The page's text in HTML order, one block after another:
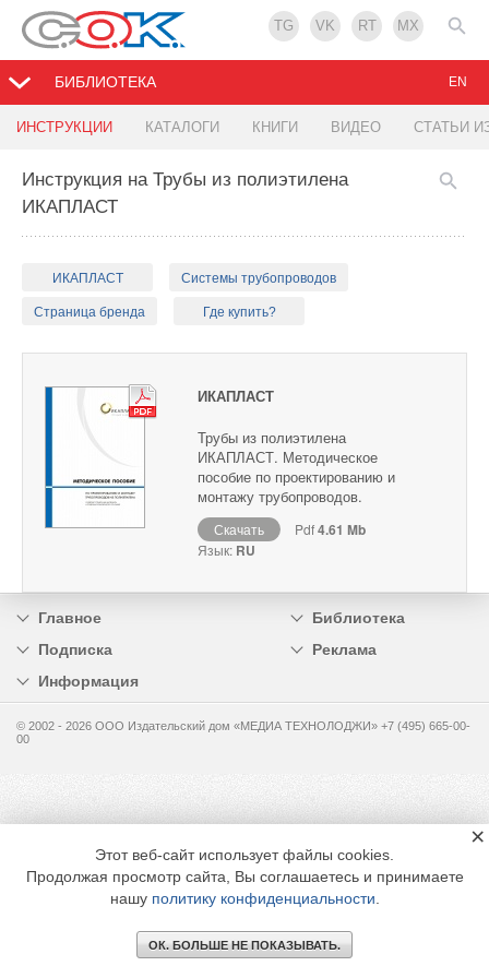
TG VK RT MX
БИБЛИОТЕКА
ИНСТРУКЦИИ КАТАЛОГИ КНИГИ ВИДЕО СТАТЬИ
EN
Инструкция на Трубы из полиэтилена
ИКАПЛАСТ
ИКАПЛАСТ Системы трубопроводов
Страница бренда Где купить?
ИКАПЛАСТ
Трубы из полиэтилена
ИКАПЛАСТ. Методическое
пособие по проектированию и
монтажу трубопроводов.
Скачать Pdf4.61 Mb
Язык: RU
Главное
Библиотека
Подписка
Реклама
Информация
© 2002 - 2026 OOO Издательский дом «МЕДИА ТЕХНОЛОДЖИ» +7 (495) 665-00-
00
Этот веб-сайт использует файлы cookies.
Продолжая просмотр сайта, Вы соглашаетесь и принимаете
нашу политику конфиденциальности
ОК. БОЛЬШЕ НЕ ПОКАЗЫВАТЬ.
×